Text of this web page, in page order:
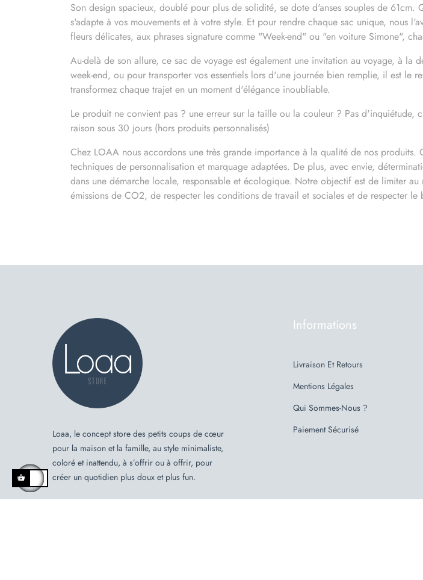
Son design spacieux, doublé pour plus de solidité, se dote d'anses souples de
s'adapte à vos mouvements et à votre style. Et pour rendre chaque sac unique, nous
fleurs délicates, aux phrases signature comme "Week-end" ou "en voiture Simone",
Au-delà de son allure, ce sac de voyage est également une invitation au voyage, à
week-end, ou pour transporter vos essentiels lors d'une journée bien remplie, il est le
transformez chaque trajet en un moment d'élégance inoubliable.
Le produit ne convient pas ? une erreur sur la taille ou la couleur ? Pas
raison sous 30 jours (hors produits personnalisés)
Chez LOAA nous accordons une très grande importance à la qualité de nos produits.
techniques de personnalisation et marquage adaptées. De plus, avec envie,
dans une démarche locale, responsable et écologique. Notre objectif est de limiter au
émissions de CO2, de respecter les conditions de travail et sociales et de respecter le
Loaa, le concept store des petits coups de cœur
pour la maison et la famille, au style minimaliste,
coloré et inattendu, à s’offrir ou à offrir, pour
créer un quotidien plus doux et plus fun.
Informations
Livraison Et Retours
Mentions Légales
Qui Sommes-Nous ?
Paiement Sécurisé